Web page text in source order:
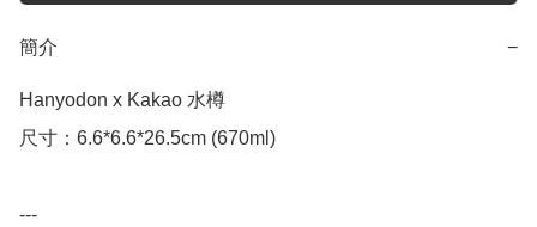
簡介 −
Hanyodon x Kakao 水樽
尺寸：6.6*6.6*26.5cm (670ml)
---